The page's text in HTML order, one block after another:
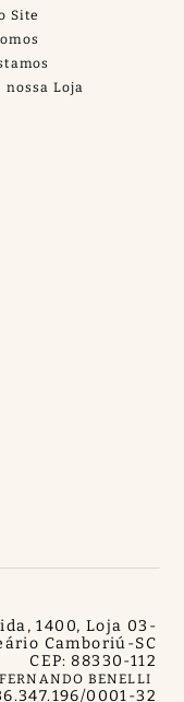
Site
Loja
BENELLI
1400, Loja 03 -
Camboriú-SC
CEP: 88330-112
0001-32